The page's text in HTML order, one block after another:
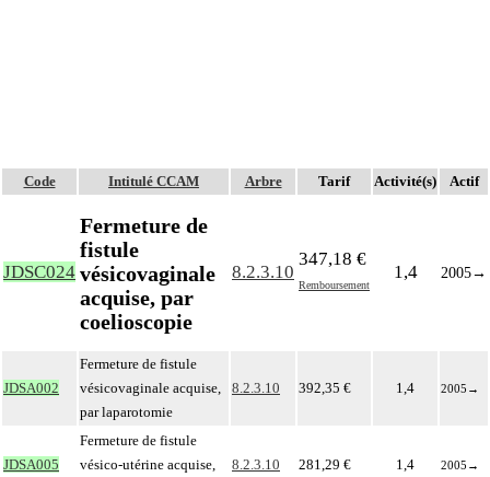
Code Intitulé CCAM Arbre Tarif Activité(s) Actif
JDSC024
Fermeture de
fistule
vésicovaginale
acquise, par
coelioscopie
8.2.3.10
347,18 €
Remboursement
1,4 2005→
JDSA002
Fermeture de fistule
vésicovaginale acquise,
par laparotomie
8.2.3.10 392,35 € 1,4 2005 →
JDSA005
Fermeture de fistule
vésico-utérine acquise,
8.2.3.10 281,29 € 1,4 2005 →